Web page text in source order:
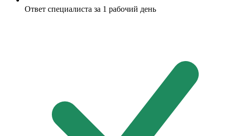
Ответ специалиста за 1 рабочий день